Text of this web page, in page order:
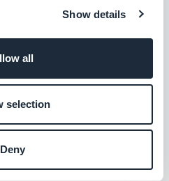
Show details
all
selection
Deny
total seguridad